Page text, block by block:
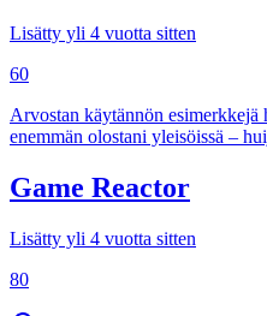
Lisätty yli 4 vuotta sitten
60
Arvostan käytännön esimerkkejä
enemmän olostani yleisöissä –
Game Reactor
Lisätty yli 4 vuotta sitten
80